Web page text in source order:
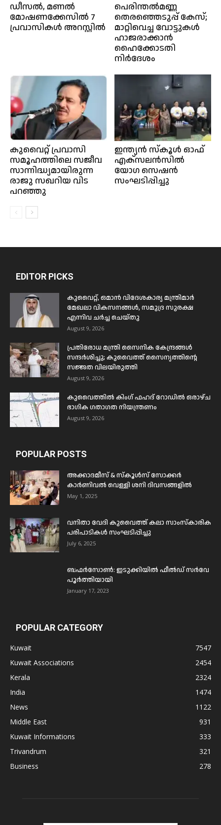
ഡീസൽ, മണൽ
മോഷണക്കേസിൽ 7
പ്രവാസികൾ അറസ്റ്റിൽ
പെരിന്തല്‍മണ്ണ
തെരഞ്ഞെടുപ്പ് കേസ്;
മാറ്റിവെച്ച വോട്ടുകള്‍
ഹാജരാക്കാന്‍
ഹൈക്കോടതി
നിര്‍ദേശം
കുവൈറ്റ് പ്രവാസി
സമൂഹത്തിലെ സജീവ
സാന്നിദ്ധ്യമായിരുന്ന
രാജു സഖറിയ വിട
പറഞ്ഞു
ഇന്ത്യൻ സ്കൂൾ ഓഫ്
എക്സലൻസിൽ
യോഗ സെഷൻ
സംഘടിപ്പിച്ചു
EDITOR PICKS
കുവൈറ്റ്, ഒമാൻ വിദേശകാര്യ മന്ത്രിമാർ
മേഖലാ വികസനങ്ങൾ, സമുദ്ര സുരക്ഷ
എന്നിവ ചർച്ച ചെയ്തു
August 9, 2026
പ്രതിരോധ മന്ത്രി സൈനിക കേന്ദ്രങ്ങൾ
സന്ദർശിച്ചു; കുവൈത്ത് സൈന്യത്തിന്റെ
സജ്ജത വിലയിരുത്തി
August 9, 2026
കുവൈത്തിൽ കിംഗ് ഫഹദ് റോഡിൽ ഒരാഴ്ച
ഭാഗിക ഗതാഗത നിയന്ത്രണം
August 9, 2026
POPULAR POSTS
അക്കാദമീസ് & സ്കൂൾസ് സോക്കർ
കാർണിവൽ വെള്ളി ശനി ദിവസങ്ങളിൽ
May 1, 2025
വനിതാ വേദി കുവൈത്ത് കലാ സാംസ്കാരിക
പരിപാടികൾ സംഘടിപ്പിച്ചു
July 6, 2025
ബഫര്‍സോണ്‍: ഇടുക്കിയില്‍ ഫീല്‍ഡ് സര്‍വേ
പൂര്‍ത്തിയായി
January 17, 2023
POPULAR CATEGORY
Kuwait
7547
Kuwait Associations
2454
Kerala
2324
India
1474
News
1122
Middle East
931
Kuwait Informations
333
Trivandrum
321
Business
278